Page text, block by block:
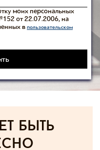
моих персональных
от 22.07.2006, на
впользовательском
быть